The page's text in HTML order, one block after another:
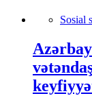
Sosial